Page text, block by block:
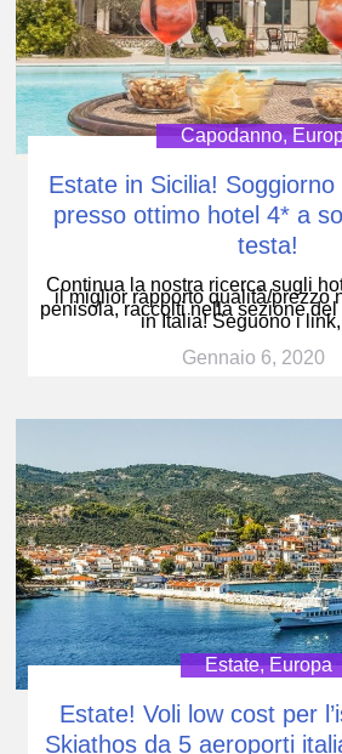
Capodanno,
Estate in Sicilia!
presso ottimo hotel 4* a
testa!
Continua la nostra ricerca sugli
il miglior rapporto qualità/prezzo
penisola, raccolti nella sezione
in Italia! Seguono i
Gennaio 6, 2020
Estate,Europa
Estate! Voli low cost per
Skiathos da 5 aeroporti